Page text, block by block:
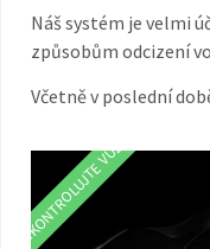
Náš systém je velmi
způsobům odcizení
Včetně v poslední
ZKONTROLUJTE VŮZ